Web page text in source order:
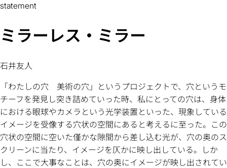
statement
ミラーレス・ミラー
石井友人
「わたしの穴 美術の穴」というプロジェクトで、穴というモ
チーフを発見し突き詰めていった時、私にとっての穴は、身体
における眼球やカメラという光学装置といった、現象している
イメージを受像する穴状の空間にあると考えるに至った。この
穴状の空間に空いた僅かな隙間から差し込む光が、穴の奥のス
クリーンに当たり、イメージを仄かに映し出している。しか
し、ここで大事なことは、穴の奥にイメージが映し出されてい